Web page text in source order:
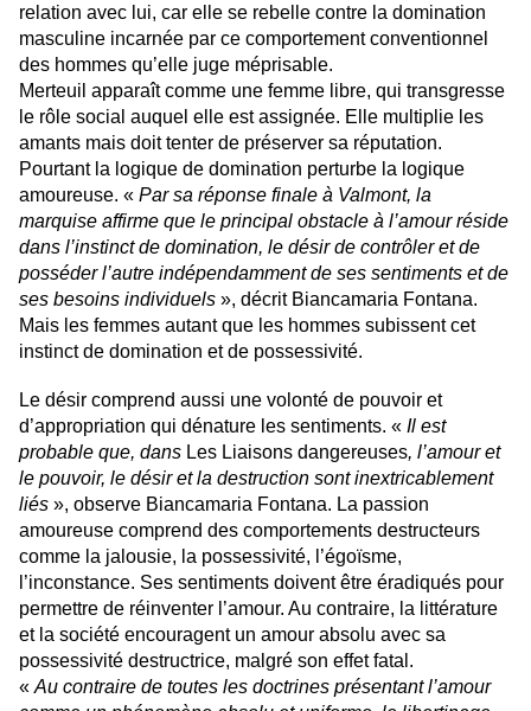
relation avec lui, car elle se rebelle contre la domination
masculine incarnée par ce comportement conventionnel
des hommes qu’elle juge méprisable.
Merteuil apparaît comme une femme libre, qui transgresse
le rôle social auquel elle est assignée. Elle multiplie les
amants mais doit tenter de préserver sa réputation.
Pourtant la logique de domination perturbe la logique
amoureuse. « Par sa réponse finale à Valmont, la
marquise affirme que le principal obstacle à l’amour réside
dans l’instinct de domination, le désir de contrôler et de
posséder l’autre indépendamment de ses sentiments et de
ses besoins individuels », décrit Biancamaria Fontana.
Mais les femmes autant que les hommes subissent cet
instinct de domination et de possessivité.
Le désir comprend aussi une volonté de pouvoir et
d’appropriation qui dénature les sentiments. « Il est
probable que, dans Les Liaisons dangereuses, l’amour et
le pouvoir, le désir et la destruction sont inextricablement
liés », observe Biancamaria Fontana. La passion
amoureuse comprend des comportements destructeurs
comme la jalousie, la possessivité, l’égoïsme,
l’inconstance. Ses sentiments doivent être éradiqués pour
permettre de réinventer l’amour. Au contraire, la littérature
et la société encouragent un amour absolu avec sa
possessivité destructrice, malgré son effet fatal.
« Au contraire de toutes les doctrines présentant l’amour